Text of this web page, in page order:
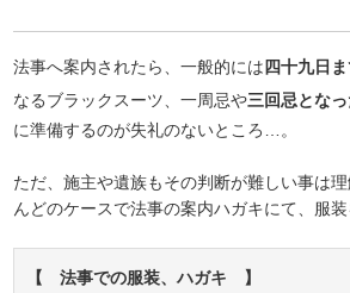
法事へ案内されたら、一般的には 四十九日
なるブラックスーツ、一周忌や三回忌とな
に準備するのが失礼のないところ…。
ただ、施主や遺族もその判断が難しい事は
んどのケースで法事の案内ハガキにて、服装
【 法事での服装、ハガキ 】